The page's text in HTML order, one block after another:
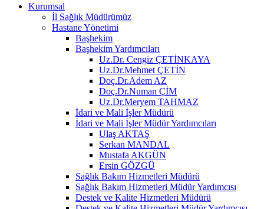
Kurumsal
İl Sağlık Müdürümüz
Hastane Yönetimi
Başhekim
Başhekim Yardımcıları
Uz.Dr. Cengiz ÇETİNKAYA
Uz.Dr.Mehmet ÇETİN
Doç.Dr.Adem AZ
Doç.Dr.Numan ÇİM
Uz.Dr.Meryem TAHMAZ
İdari ve Mali İşler Müdürü
İdari ve Mali İşler Müdür Yardımcıları
Ulaş AKTAŞ
Serkan MANDAL
Mustafa AKGÜN
Ersin GÖZGÜ
Sağlık Bakım Hizmetleri Müdürü
Sağlık Bakım Hizmetleri Müdür Yardımcısı
Destek ve Kalite Hizmetleri Müdürü